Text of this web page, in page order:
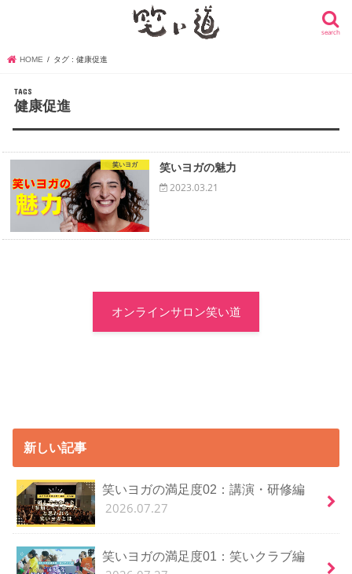
search
HOME タグ : 健康促進
健康促進
笑いヨガ
笑いヨガの魅力
2023.03.21
オンラインサロン笑い道
新しい記事
笑いヨガの満足度02：講演・研修編
2026.07.27
笑いヨガの満足度01：笑いクラブ編